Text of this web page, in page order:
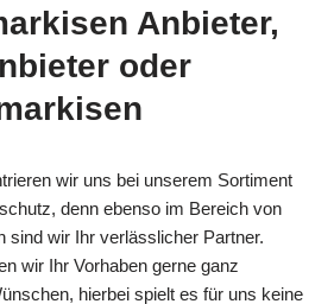
Anbieter,
oder
wir uns bei unserem Sortiment
denn ebenso im Bereich von
sind wir Ihr verlässlicher Partner.
wir Ihr Vorhaben gerne ganz
hierbei spielt es für uns keine